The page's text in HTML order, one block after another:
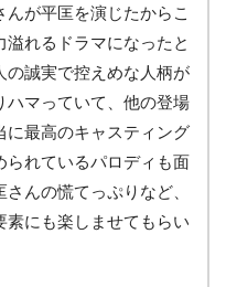
が平匡を演じたからこ
溢れるドラマになったと
の誠実で控えめな人柄が
ハマっていて、他の登場
に最高のキャスティング
られているパロディも面
んの慌てっぷりなど、
素にも楽しませてもらい